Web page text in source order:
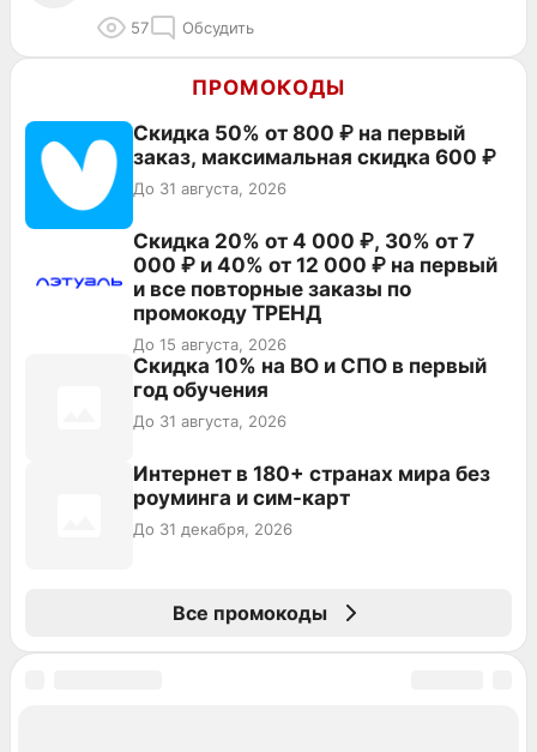
57 Обсудить
ПРОМОКОДЫ
Скидка 50% от 800 ₽ на первый
заказ, максимальная скидка 600 ₽
До 31 августа, 2026
Скидка 20% от 4 000 ₽, 30% от 7
000 ₽ и 40% от 12 000 ₽ на первый
и все повторные заказы по
промокоду ТРЕНД
До 15 августа, 2026
Скидка 10% на ВО и СПО в первый
год обучения
До 31 августа, 2026
Интернет в 180+ странах мира без
роуминга и сим-карт
До 31 декабря, 2026
Все промокоды